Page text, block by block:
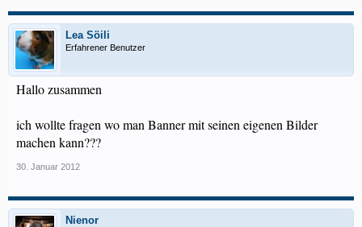
Lea Söili
Erfahrener Benutzer
Hallo zusammen
ich wollte fragen wo man Banner mit seinen eigenen Bilder
machen kann???
30. Januar 2012
Nienor